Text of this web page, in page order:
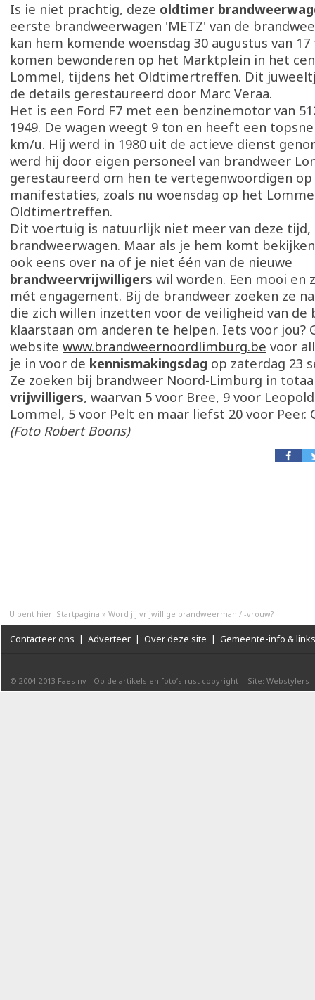
Is ie niet prachtig, deze oldtimer
eerste brandweerwagen 'METZ' van de
kan hem komende woensdag 30 augustus van
komen bewonderen op het Marktplein in het
Lommel, tijdens het Oldtimertreffen. Dit
de details gerestaureerd door Marc Veraa.
Het is een Ford F7 met een benzinemotor van
1949. De wagen weegt 9 ton en heeft een
km/u. Hij werd in 1980 uit de actieve dienst
werd hij door eigen personeel van brandweer
gerestaureerd om hen te vertegenwoordigen
manifestaties, zoals nu woensdag op het
Oldtimertreffen.
Dit voertuig is natuurlijk niet meer van deze tijd,
brandweerwagen. Maar als je hem komt
ook eens over na of je niet één van de nieuwe
brandweervrijwilligers wil worden. Een mooi en
mét engagement. Bij de brandweer zoeken ze
die zich willen inzetten voor de veiligheid van de
klaarstaan om anderen te helpen. Iets voor jou?
website www.brandweernoordlimburg.be voor
je in voor de kennismakingsdag op zaterdag 23
Ze zoeken bij brandweer Noord-Limburg in
vrijwilligers, waarvan 5 voor Bree, 9 voor
Lommel, 5 voor Pelt en maar liefst 20 voor Peer.
(Foto Robert Boons)
U bent hier: Startpagina » Word jij vrijwillige brandweerman / -vrouw?
Contacteer ons | Adverteer | Over deze site | Gemeente-info & links
© 2004-2013 Faes nv - Op de artikels en foto’s rust copyright | Site: Webstylers